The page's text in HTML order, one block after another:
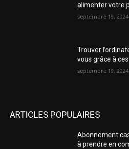
alimenter votre
septembre 19, 2024
Trouver
vous grâce à
septembre 19, 2024
ARTICLES POPULAIRES
Abonnement
à prendre en